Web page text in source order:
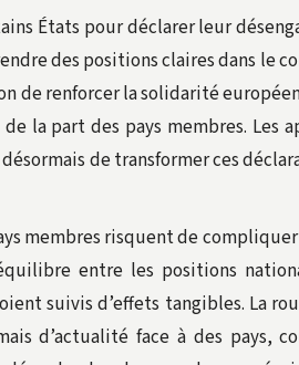
États pour déclarer leur
des positions claires dans le
de renforcer la solidarité
la part des pays membres. Les
de transformer ces
membres risquent de
entre les positions
suivis d’effets tangibles. La
d’actualité face à des pays,